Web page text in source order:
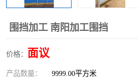
围挡加工 南阳加工围挡
价格： 面议
产品数量： 9999.00平方米